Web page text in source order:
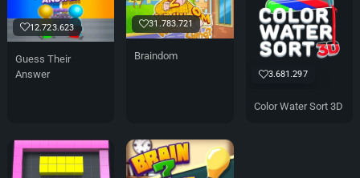
12.723.623
Guess Their
Answer
31.783.721
Braindom
3.681.297
Color Water Sort 3D